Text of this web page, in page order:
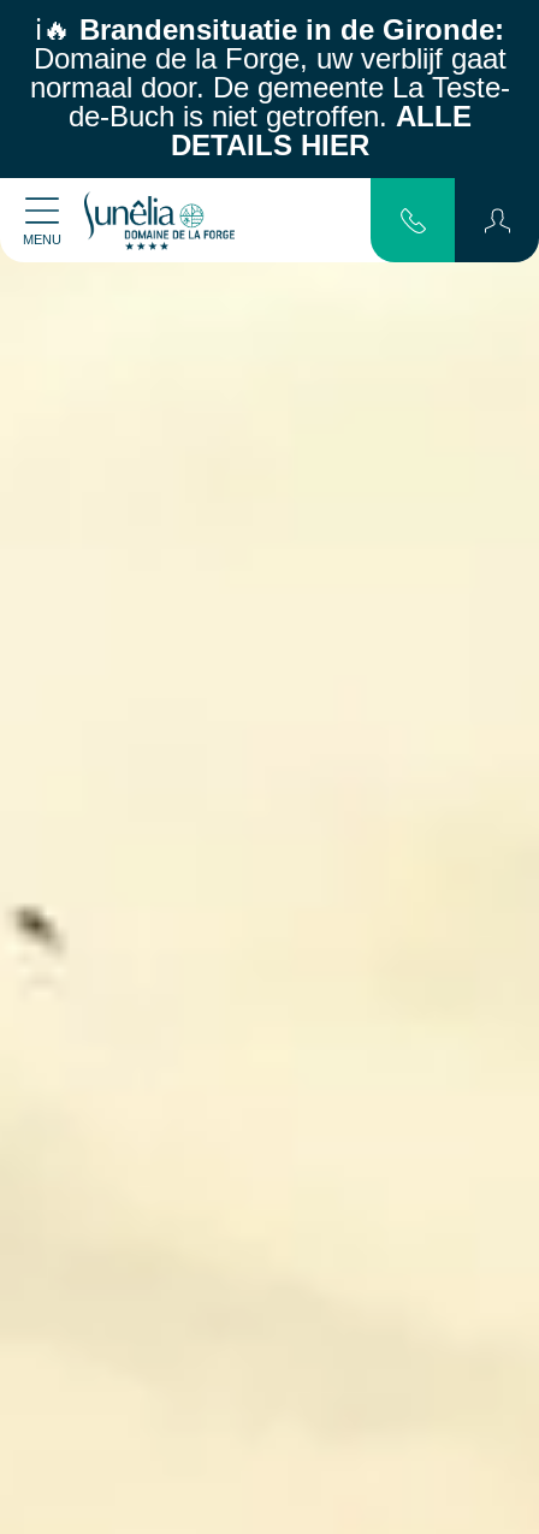
ℹ️🔥 Brandensituatie in de Gironde:
Domaine de la Forge, uw verblijf gaat
normaal door. De gemeente La Teste-
de-Buch is niet getroffen. ALLE
DETAILS HIER
MENU